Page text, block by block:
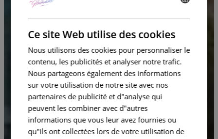
Ce site Web utilise des cookies
Nous utilisons des cookies pour personnaliser le
contenu, les publicités et analyser notre trafic.
Nous partageons également des informations
sur votre utilisation de notre site avec nos
partenaires de publicité et d"analyse qui
peuvent les combiner avec d"autres
informations que vous leur avez fournies ou
qu"ils ont collectées lors de votre utilisation de